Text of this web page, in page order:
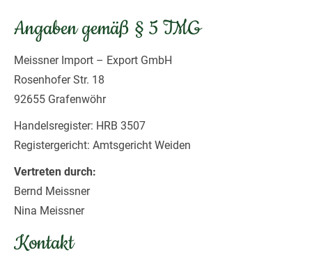
Angaben gemäß § 5 TMG
Meissner Import – Export GmbH
Rosenhofer Str. 18
92655 Grafenwöhr
Handelsregister: HRB 3507
Registergericht: Amtsgericht Weiden
Vertreten durch:
Bernd Meissner
Nina Meissner
Kontakt